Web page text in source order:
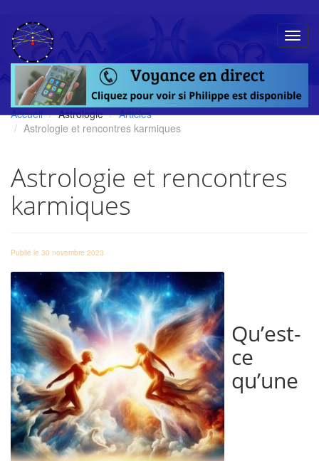
Accueil Astrologie
Articles
Astrologie et rencontres karmiques
Astrologie et rencontres
karmiques
Publié le 30 novembre 2023
Qu’est-
ce
qu’une